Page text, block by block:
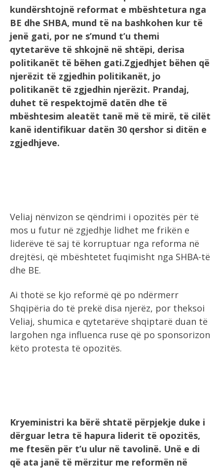
kundërshtojnë reformat e mbështetura nga
BE dhe SHBA, mund të na bashkohen kur të
jenë gati, por ne s’mund t’u themi
qytetarëve të shkojnë në shtëpi, derisa
politikanët të bëhen gati.Zgjedhjet bëhen që
njerëzit të zgjedhin politikanët, jo
politikanët të zgjedhin njerëzit. Prandaj,
duhet të respektojmë datën dhe të
mbështesim aleatët tanë më të mirë, të cilët
kanë identifikuar datën 30 qershor si ditën e
zgjedhjeve.
Veliaj nënvizon se qëndrimi i opozitës për të
mos u futur në zgjedhje lidhet me frikën e
liderëve të saj të korruptuar nga reforma në
drejtësi, që mbështetet fuqimisht nga SHBA-të
dhe BE.
Ai thotë se kjo reformë që po ndërmerr
Shqipëria do të prekë disa njerëz, por theksoi
Veliaj, shumica e qytetarëve shqiptarë duan të
largohen nga influenca ruse që po sponsorizon
këto protesta të opozitës.
Kryeministri ka bërë shtatë përpjekje duke i
dërguar letra të hapura liderit të opozitës,
me ftesën për t’u ulur në tavolinë. Unë e di
që ata janë të mërzitur me reformën në